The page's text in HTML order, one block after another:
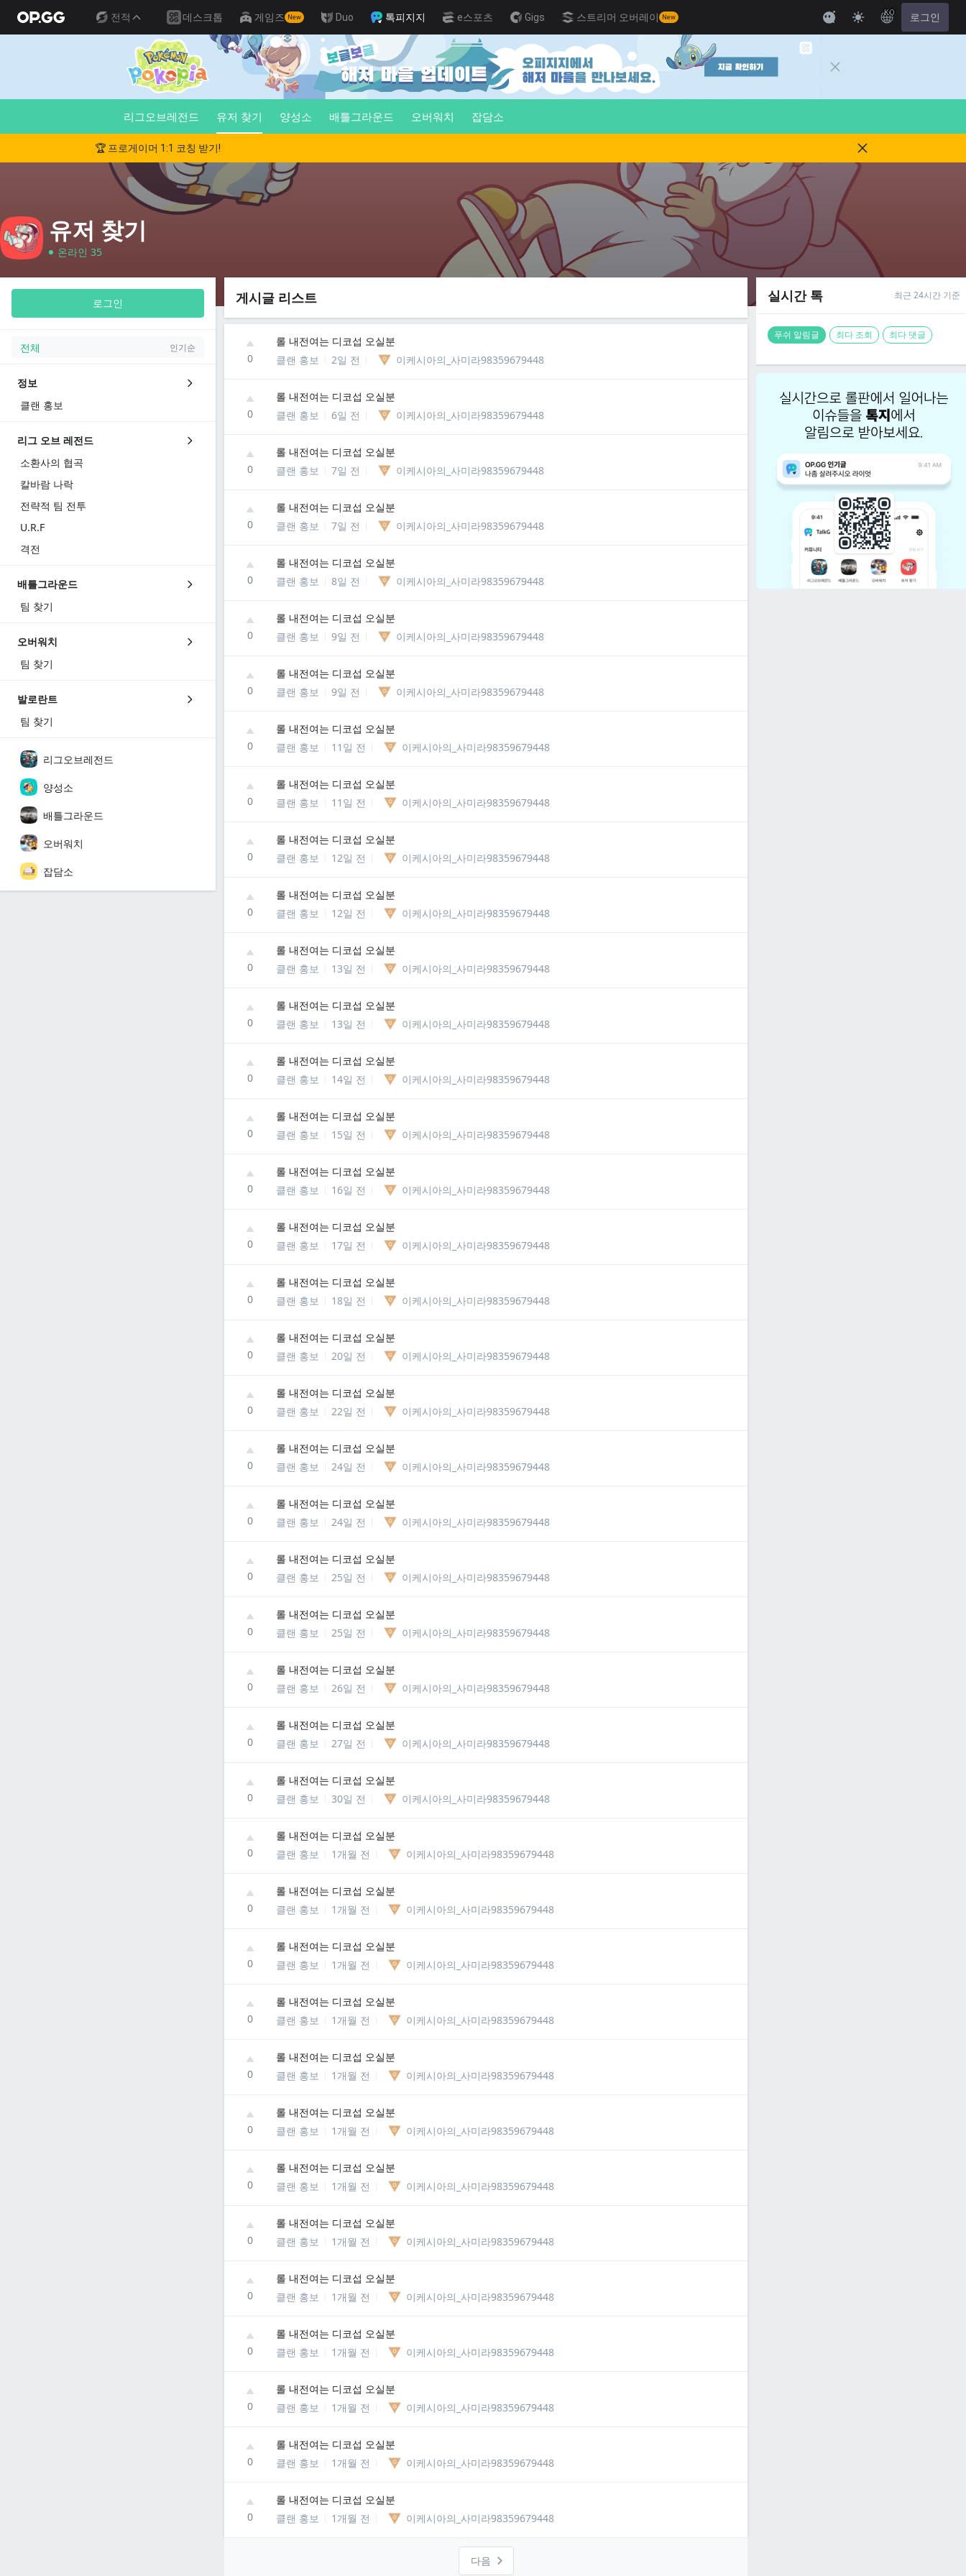
전적 데스크톱 게임즈 New Duo 톡피지지 e스포츠 Gigs 스트리머 오버레이 New
KO 로그인
리그오브레전드 유저 찾기 양성소 배틀그라운드 오버워치 잡담소
🏆 프로게이머 1:1 코칭 받기!
유저 찾기
온라인 35
로그인
전체 인기순
정보
클랜 홍보
리그 오브 레전드
소환사의 협곡
칼바람 나락
전략적 팀 전투
U.R.F
격전
배틀그라운드
팀 찾기
오버워치
팀 찾기
발로란트
팀 찾기
리그오브레전드
양성소
배틀그라운드
오버워치
잡담소
게시글 리스트
0
롤 내전여는 디코섭 오실분
클랜 홍보
2일 전 이케시아의_사미라98359679448
0
롤 내전여는 디코섭 오실분
클랜 홍보
6일 전 이케시아의_사미라98359679448
0
롤 내전여는 디코섭 오실분
클랜 홍보
7일 전 이케시아의_사미라98359679448
0
롤 내전여는 디코섭 오실분
클랜 홍보
7일 전 이케시아의_사미라98359679448
0
롤 내전여는 디코섭 오실분
클랜 홍보
8일 전 이케시아의_사미라98359679448
0
롤 내전여는 디코섭 오실분
클랜 홍보
9일 전 이케시아의_사미라98359679448
0
롤 내전여는 디코섭 오실분
클랜 홍보
9일 전 이케시아의_사미라98359679448
0
롤 내전여는 디코섭 오실분
클랜 홍보
11일 전 이케시아의_사미라98359679448
0
롤 내전여는 디코섭 오실분
클랜 홍보
11일 전 이케시아의_사미라98359679448
0
롤 내전여는 디코섭 오실분
클랜 홍보
12일 전 이케시아의_사미라98359679448
0
롤 내전여는 디코섭 오실분
클랜 홍보
12일 전 이케시아의_사미라98359679448
0
롤 내전여는 디코섭 오실분
클랜 홍보
13일 전 이케시아의_사미라98359679448
0
롤 내전여는 디코섭 오실분
클랜 홍보
13일 전 이케시아의_사미라98359679448
0
롤 내전여는 디코섭 오실분
클랜 홍보
14일 전 이케시아의_사미라98359679448
0
롤 내전여는 디코섭 오실분
클랜 홍보
15일 전 이케시아의_사미라98359679448
0
롤 내전여는 디코섭 오실분
클랜 홍보
16일 전 이케시아의_사미라98359679448
0
롤 내전여는 디코섭 오실분
클랜 홍보
17일 전 이케시아의_사미라98359679448
0
롤 내전여는 디코섭 오실분
클랜 홍보
18일 전 이케시아의_사미라98359679448
0
롤 내전여는 디코섭 오실분
클랜 홍보
20일 전 이케시아의_사미라98359679448
0
롤 내전여는 디코섭 오실분
클랜 홍보
22일 전 이케시아의_사미라98359679448
0
롤 내전여는 디코섭 오실분
클랜 홍보
24일 전 이케시아의_사미라98359679448
0
롤 내전여는 디코섭 오실분
클랜 홍보
24일 전 이케시아의_사미라98359679448
0
롤 내전여는 디코섭 오실분
클랜 홍보
25일 전 이케시아의_사미라98359679448
0
롤 내전여는 디코섭 오실분
클랜 홍보
25일 전 이케시아의_사미라98359679448
0
롤 내전여는 디코섭 오실분
클랜 홍보
26일 전 이케시아의_사미라98359679448
0
롤 내전여는 디코섭 오실분
클랜 홍보
27일 전 이케시아의_사미라98359679448
0
롤 내전여는 디코섭 오실분
클랜 홍보
30일 전 이케시아의_사미라98359679448
0
롤 내전여는 디코섭 오실분
클랜 홍보
1개월 전 이케시아의_사미라98359679448
0
롤 내전여는 디코섭 오실분
클랜 홍보
1개월 전 이케시아의_사미라98359679448
0
롤 내전여는 디코섭 오실분
클랜 홍보
1개월 전 이케시아의_사미라98359679448
0
롤 내전여는 디코섭 오실분
클랜 홍보
1개월 전 이케시아의_사미라98359679448
0
롤 내전여는 디코섭 오실분
클랜 홍보
1개월 전 이케시아의_사미라98359679448
0
롤 내전여는 디코섭 오실분
클랜 홍보
1개월 전 이케시아의_사미라98359679448
0
롤 내전여는 디코섭 오실분
클랜 홍보
1개월 전 이케시아의_사미라98359679448
0
롤 내전여는 디코섭 오실분
클랜 홍보
1개월 전 이케시아의_사미라98359679448
0
롤 내전여는 디코섭 오실분
클랜 홍보
1개월 전 이케시아의_사미라98359679448
0
롤 내전여는 디코섭 오실분
클랜 홍보
1개월 전 이케시아의_사미라98359679448
0
롤 내전여는 디코섭 오실분
클랜 홍보
1개월 전 이케시아의_사미라98359679448
0
롤 내전여는 디코섭 오실분
클랜 홍보
1개월 전 이케시아의_사미라98359679448
0
롤 내전여는 디코섭 오실분
클랜 홍보
1개월 전 이케시아의_사미라98359679448
다음
실시간 톡 최근 24시간 기준
푸쉬 알림글 최다 조회 최다 댓글